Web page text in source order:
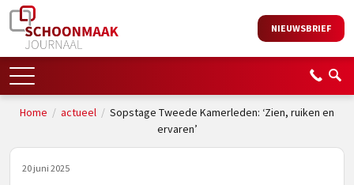
NIEUWSBRIEF
Home / actueel / Sopstage Tweede Kamerleden: ‘Zien, ruiken en
ervaren’
20 juni 2025